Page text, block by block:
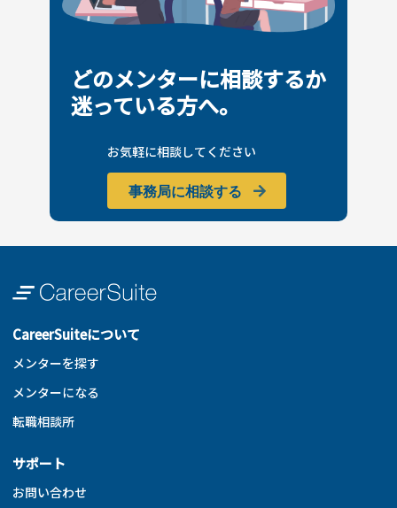
どのメンターに相談するか
迷っている方へ。
お気軽に相談してください
事務局に相談する
CareerSuiteについて
メンターを探す
メンターになる
転職相談所
サポート
お問い合わせ